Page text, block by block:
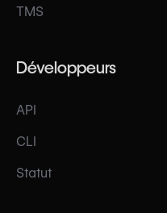
TMS
Développeurs
API
CLI
Statut